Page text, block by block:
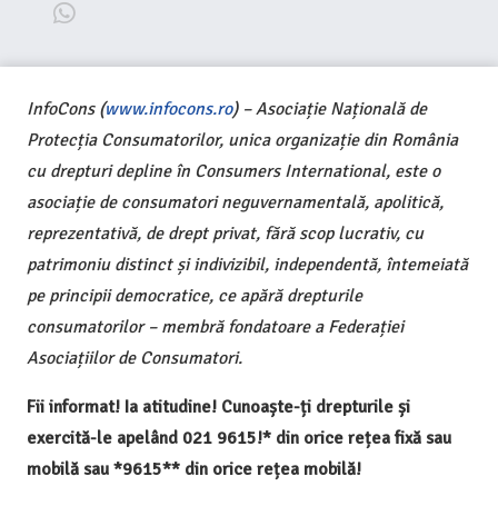
InfoCons (www.infocons.ro) – Asociație Națională de
Protecția Consumatorilor, unica organizație din România
cu drepturi depline în Consumers International, este o
asociație de consumatori neguvernamentală, apolitică,
reprezentativă, de drept privat, fără scop lucrativ, cu
patrimoniu distinct și indivizibil, independentă, întemeiată
pe principii democratice, ce apără drepturile
consumatorilor – membră fondatoare a Federației
Asociațiilor de Consumatori.
Fii informat! Ia atitudine! Cunoaște-ți drepturile și
exercită-le apelând 021 9615!* din orice rețea fixă sau
mobilă sau *9615** din orice rețea mobilă!